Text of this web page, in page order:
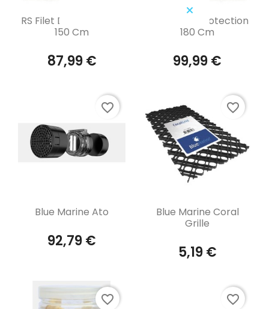
Aperçu rapide
RS Filet De Protection
150 Cm
87,99 €
Aperçu rapide
RS Filet De Protection
180 Cm
99,99 €
Aperçu rapide
Blue Marine Ato
92,79 €
favorite_border
Aperçu rapide
Blue Marine Coral
Grille
5,19 €
favorite_border
favorite_border favorite_border